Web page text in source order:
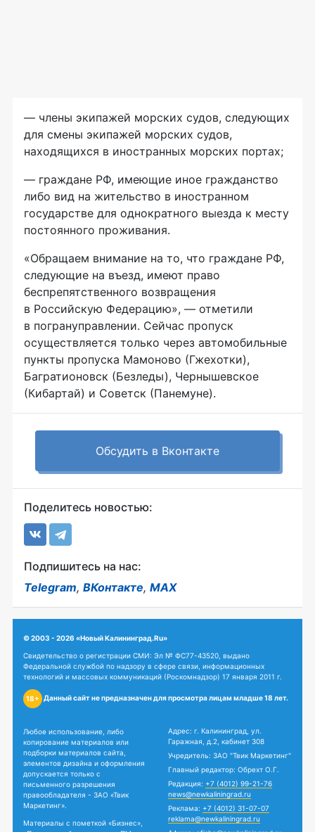
— члены экипажей морских судов, следующих
для смены экипажей морских судов,
находящихся в иностранных морских портах;
— граждане РФ, имеющие иное гражданство
либо вид на жительство в иностранном
государстве для однократного выезда к месту
постоянного проживания.
«Обращаем внимание на то, что граждане РФ,
следующие на въезд, имеют право
беспрепятственного возвращения
в Российскую Федерацию», — отметили
в погрануправлении. Сейчас пропуск
осуществляется только через автомобильные
пункты пропуска Мамоново (Гжехотки),
Багратионовск (Безледы), Чернышевское
(Кибартай) и Советск (Панемуне).
Обсудить в Вконтакте
Поделитесь новостью:
Подпишитесь на нас:
Telegram, ВКонтакте, MAX
© 2003 - 2026 «Новый Калининград.Ru»
Свидетельство о регистрации СМИ: Эл № ФС77-43520, выдано
Федеральной службой по надзору в сфере связи, информационных
технологий и массовых коммуникаций (Роскомнадзор) 17 января 2011 г.
18+ Данный сайт не предназначен для просмотра лицам младше 18 лет.
Любое использование, либо
копирование материалов или
подборки материалов сайта,
элементов дизайна и оформления
допускается только с
письменного разрешения
правообладателя - ЗАО «Твик
Маркетинг».
Материалы с пометкой «Бизнес»,
Адрес: г. Калининград, ул.
Гаражная, д.2, кабинет 308
Учредитель: ЗАО "Твик Маркетинг"
Главный редактор: Обрехт О.Г.
Редакция: +7 (4012) 99-21-76
news@newkaliningrad.ru
Реклама: +7 (4012) 31-07-07
reklama@newkaliningrad.ru